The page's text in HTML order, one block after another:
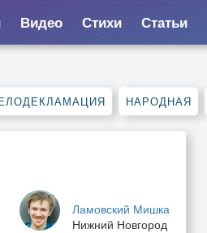
Видео Стихи Статьи
НАРОДНАЯ
Ламовский Мишка
Нижний Новгород